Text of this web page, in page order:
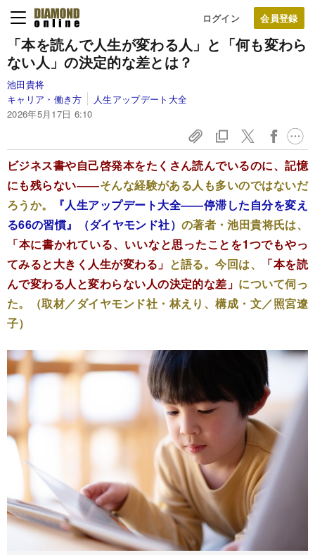
ログイン
「本を読んで人生が変わる人」と「何も変わら
ない人」の決定的な差とは？
池田貴将
キャリア・働き方
人生アップデート大全
2026年5月17日 6:10
ビジネス書や自己啓発本をたくさん読んでいるのに、記憶
にも残らない――そんな経験がある人も多いのではないだ
ろうか。
『人生アップデート大全――停滞した自分を変え
る66の習慣』（ダイヤモンド社） の著者・池田貴将氏は、
「本に書かれている、いいなと思ったことを1つでもやっ
てみると大きく人生が変わる」 と語る。今回は、
「本を読
んで変わる人と変わらない人の決定的な差」 について伺っ
た。（取材／ダイヤモンド社・林えり、構成・文／照宮遼
子）